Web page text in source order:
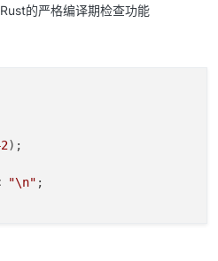
的严格编译期检查功能
);
"\n" ;